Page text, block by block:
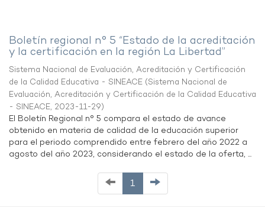
Boletín regional n° 5 “Estado de la acreditación
y la certificación en la región La Libertad”
Sistema Nacional de Evaluación, Acreditación y Certificación
de la Calidad Educativa - SINEACE (Sistema Nacional de
Evaluación, Acreditación y Certificación de la Calidad Educativa
- SINEACE, 2023-11-29)
El Boletín Regional n° 5 compara el estado de avance
obtenido en materia de calidad de la educación superior
para el periodo comprendido entre febrero del año 2022 a
agosto del año 2023, considerando el estado de la oferta, ...
1